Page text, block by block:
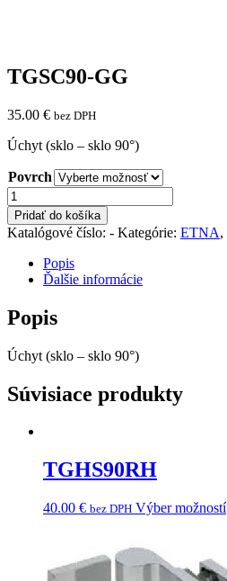
TGSC90-GG
35.00 € bez DPH
Úchyt (sklo – sklo 90°)
Povrch
množstvo
TGSC90-
GG
Pridať do košíka
Katalógové číslo: - Kategórie: ETNA,
Popis
Ďalšie informácie
Popis
Úchyt (sklo – sklo 90°)
Súvisiace produkty
TGHS90RH
40.00 € bez DPH Výber možností